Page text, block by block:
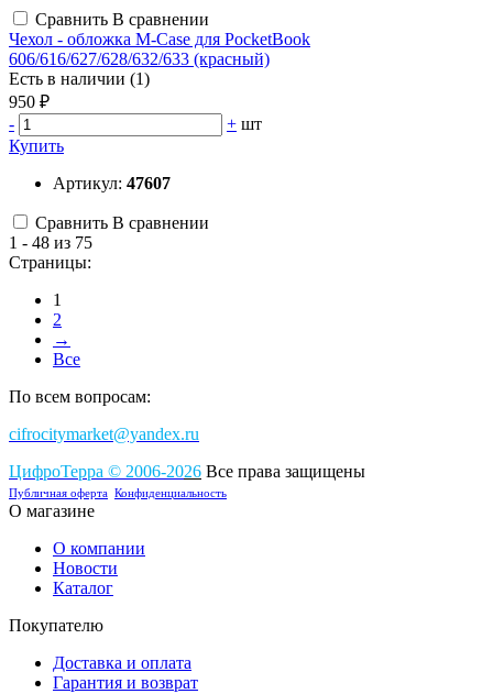
Сравнить В сравнении
Чехол - обложка M-Case для PocketBook
606/616/627/628/632/633 (красный)
Есть в наличии (1)
950 ₽
-
+ шт
Купить
Артикул: 47607
Сравнить В сравнении
1 - 48 из 75
Страницы:
1
2
→
Все
По всем вопросам:
cifrocitymarket@yandex.ru
ЦифроТерра © 2006-2026 Все права защищены
Публичная оферта Конфиденциальность
О магазине
О компании
Новости
Каталог
Покупателю
Доставка и оплата
Гарантия и возврат